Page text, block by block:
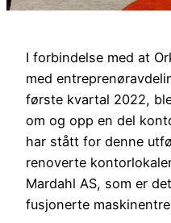
I forbindelse med at
med
første kvartal 2022,
om og opp en del
har stått for denne
renoverte
Mardahl AS, som er
fusjonerte